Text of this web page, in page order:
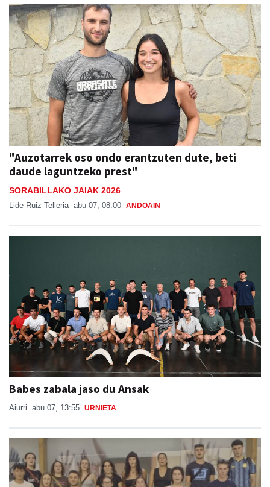
"Auzotarrek oso ondo erantzuten dute, beti
daude laguntzeko prest"
SORABILLAKO JAIAK 2026
Lide Ruiz Telleria abu 07, 08:00 ANDOAIN
Babes zabala jaso du Ansak
Aiurri abu 07, 13:55 URNIETA